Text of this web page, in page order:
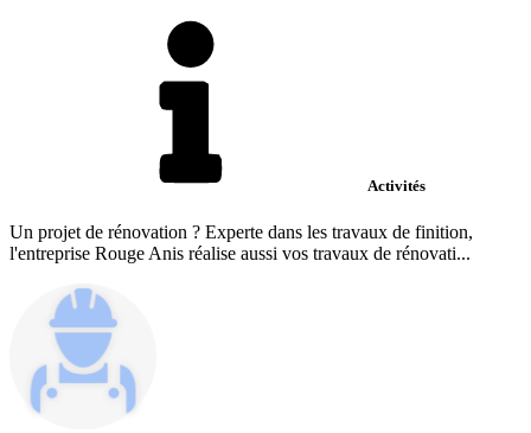
Activités
Un projet de rénovation ? Experte dans les travaux de finition,
l'entreprise Rouge Anis réalise aussi vos travaux de rénovati...